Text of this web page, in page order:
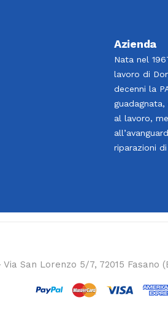
Azienda
Nata nel
lavoro di
decenni la
al lavoro,
riparazioni
San Lorenzo 5/7, 72015 Fasano